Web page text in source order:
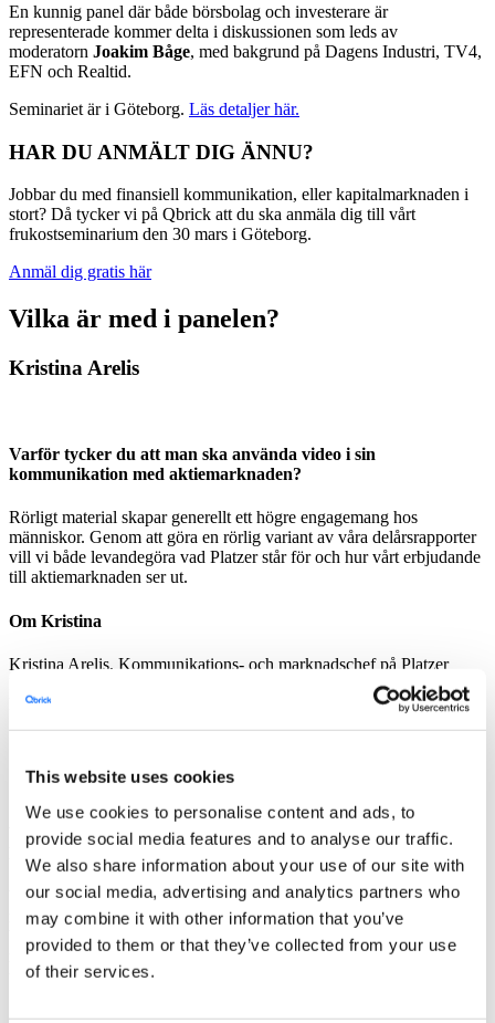
This website uses cookies
We use cookies to personalise content and ads, to
provide social media features and to analyse our traffic.
We also share information about your use of our site with
our social media, advertising and analytics partners who
may combine it with other information that you’ve
provided to them or that they’ve collected from your use
of their services.
En kunnig panel där både börsbolag och investerare är
representerade kommer delta i diskussionen som leds av
moderatorn Joakim Båge, med bakgrund på Dagens Industri, TV4,
EFN och Realtid.
Seminariet är i Göteborg. Läs detaljer här.
HAR DU ANMÄLT DIG ÄNNU?
Jobbar du med finansiell kommunikation, eller kapitalmarknaden i
stort? Då tycker vi på Qbrick att du ska anmäla dig till vårt
frukostseminarium den 30 mars i Göteborg.
Anmäl dig gratis här
Vilka är med i panelen?
Kristina Arelis
Varför tycker du att man ska använda video i sin
kommunikation med aktiemarknaden?
Rörligt material skapar generellt ett högre engagemang hos
människor. Genom att göra en rörlig variant av våra delårsrapporter
vill vi både levandegöra vad Platzer står för och hur vårt erbjudande
till aktiemarknaden ser ut.
Om Kristina
Kristina Arelis, Kommunikations- och marknadschef på Platzer
Fastigheter sedan 2015, med drygt 20 års erfarenhet av B2B-
kommunikation inom framför allt fastighet, bygg och IT.
Varför tycker du att man ska använda video i sin
kommunikation med aktiemarknaden?
Videoformatet är ett effektivt och lättillgängligt sätt att kommunicera
med marknaden, som ett komplement till rapporter exempelvis. Våra
bokslutsfilmer, där vår vd och CFO kommenterar och förklarar
resultatet på ett personligt och mindre formellt sätt, är väldigt
uppskattade av de som följer Wallenstam.
Om Sara